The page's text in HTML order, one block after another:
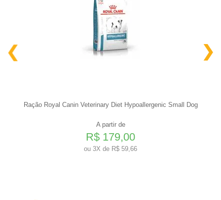
Ração Royal Canin Veterinary Diet Hypoallergenic Small Dog
A partir de
R$ 179,00
ou 3X de R$ 59,66